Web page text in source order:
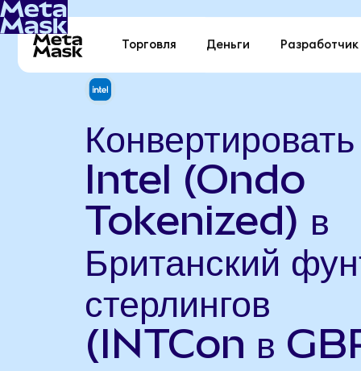
Торговля Деньги Разработчик
Конвертировать
Intel (Ondo
Tokenized) в
Британский
стерлингов
(INTCon в